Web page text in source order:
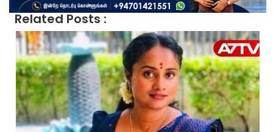
Related Posts :